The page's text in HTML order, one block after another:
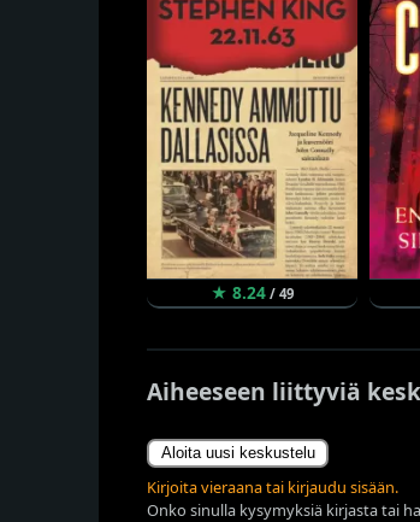
★ 8.24 / 49
Aiheeseen liittyviä
Aloita uusi keskustelu
Kirjoita vieraana tai kirjaudu sisään.
Onko sinulla kysymyksiä kirjasta tai